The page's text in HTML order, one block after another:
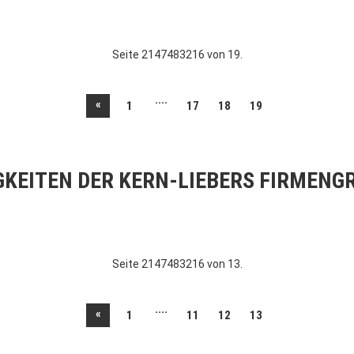
Seite 2147483216 von 19.
« 1 .... 17 18 19
DER KERN-LIEBERS
Seite 2147483216 von 13.
« 1 .... 11 12 13